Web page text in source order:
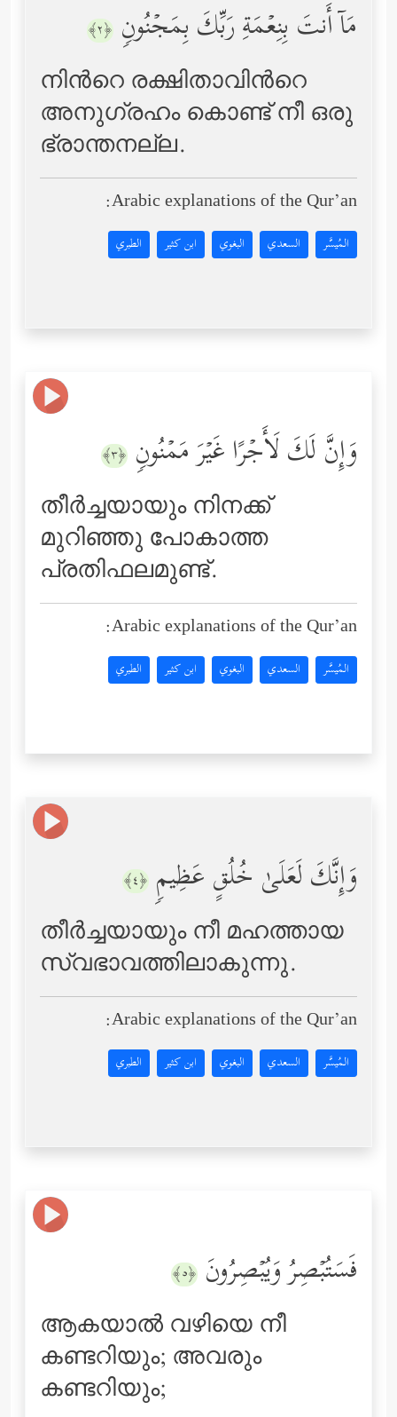
مَاۤ أَنتَ بِنِعۡمَةِ رَبِّكَ بِمَجۡنُونࣲ ﴿٢﴾
നിന്‍റെ രക്ഷിതാവിന്‍റെ
അനുഗ്രഹം കൊണ്ട് നീ ഒരു
ഭ്രാന്തനല്ല.
Arabic explanations of the Qur’an:
المُيسَّر السعدي البغوي ابن كثير الطبري
وَإِنَّ لَكَ لَأَجۡرًا غَیۡرَ مَمۡنُونࣲ ﴿٣﴾
തീര്‍ച്ചയായും നിനക്ക്
മുറിഞ്ഞു പോകാത്ത
പ്രതിഫലമുണ്ട്‌.
Arabic explanations of the Qur’an:
المُيسَّر السعدي البغوي ابن كثير الطبري
وَإِنَّكَ لَعَلَىٰ خُلُقٍ عَظِیمࣲ ﴿٤﴾
തീര്‍ച്ചയായും നീ മഹത്തായ
സ്വഭാവത്തിലാകുന്നു.
Arabic explanations of the Qur’an:
المُيسَّر السعدي البغوي ابن كثير الطبري
فَسَتُبۡصِرُ وَیُبۡصِرُونَ ﴿٥﴾
ആകയാല്‍ വഴിയെ നീ
കണ്ടറിയും; അവരും
കണ്ടറിയും;